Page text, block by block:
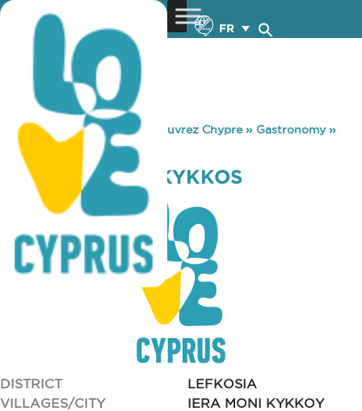
FR
You are here: Home »Découvrez Chypre» Gastronomy»
THE BYZANTIO KYKKOS
THE BYZANTIO KYKKOS
DISTRICT
LEFKOSIA
VILLAGES/CITY
IERA MONI KYKKOY